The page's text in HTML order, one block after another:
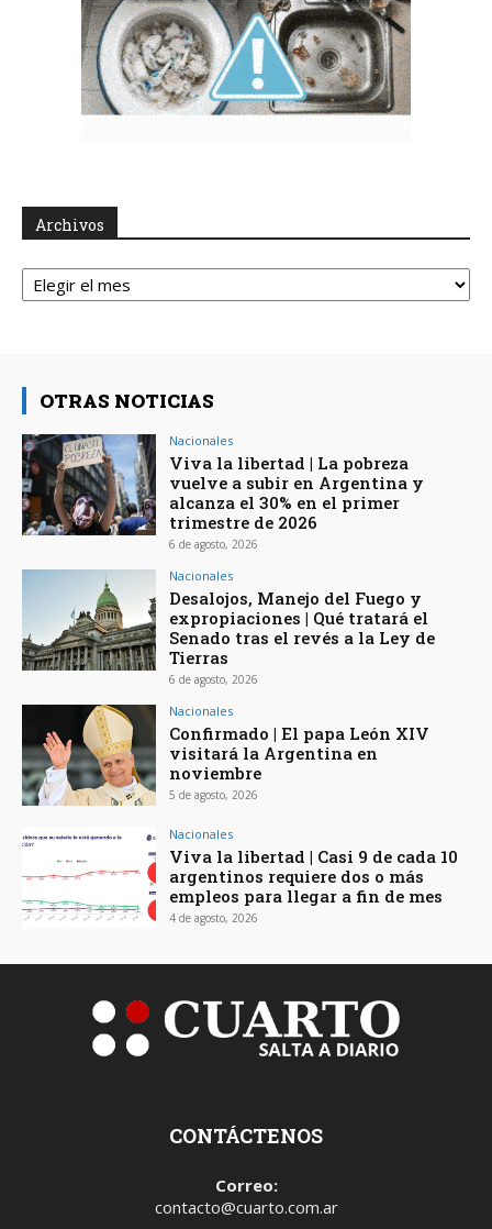
Archivos
Archivos
OTRAS NOTICIAS
Nacionales
Viva la libertad | La pobreza
vuelve a subir en Argentina y
alcanza el 30% en el primer
trimestre de 2026
6 de agosto, 2026
Nacionales
Desalojos, Manejo del Fuego y
expropiaciones | Qué tratará el
Senado tras el revés a la Ley de
Tierras
6 de agosto, 2026
Nacionales
Confirmado | El papa León XIV
visitará la Argentina en
noviembre
5 de agosto, 2026
Nacionales
Viva la libertad | Casi 9 de cada 10
argentinos requiere dos o más
empleos para llegar a fin de mes
4 de agosto, 2026
CONTÁCTENOS
Correo:
contacto@cuarto.com.ar